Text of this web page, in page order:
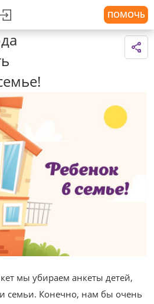
ПОМОЧЬ
мы убираем анкеты детей,
семьи. Конечно, нам бы очень